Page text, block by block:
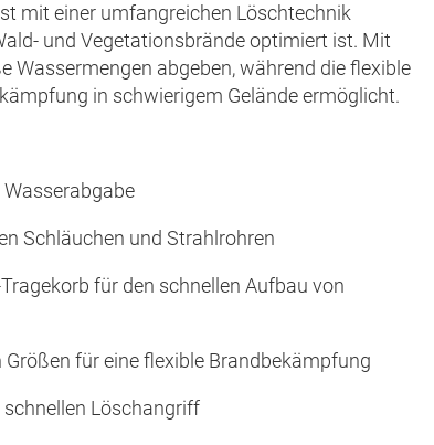
mit einer umfangreichen Löschtechnik
und Vegetationsbrände optimiert ist. Mit
Wassermengen abgeben, während die flexible
in schwierigem Gelände ermöglicht.
Schläuchen und Strahlrohren
für den schnellen Aufbau von
für eine flexible Brandbekämpfung
schnellen Löschangriff